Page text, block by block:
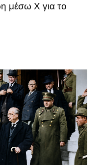
μέσω Χ για το